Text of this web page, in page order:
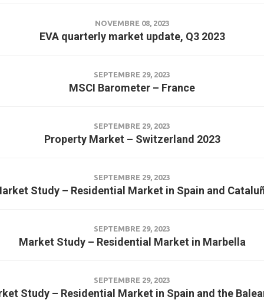
NOVEMBRE 08, 2023
EVA quarterly market update, Q3 2023
SEPTEMBRE 29, 2023
MSCI Barometer – France
SEPTEMBRE 29, 2023
Property Market – Switzerland 2023
SEPTEMBRE 29, 2023
Study – Residential Market in Spain and
SEPTEMBRE 29, 2023
Market Study – Residential Market in Marbella
SEPTEMBRE 29, 2023
Study – Residential Market in Spain and the